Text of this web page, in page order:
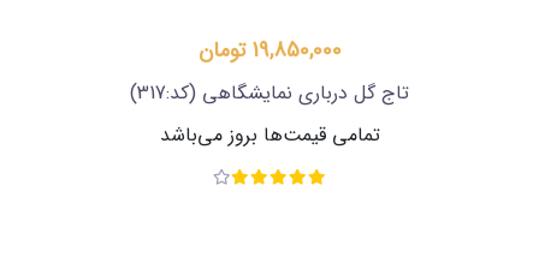
19,850,000 تومان
تاج گل درباری نمایشگاهی (کد:317)
تمامی قیمت‌ها بروز می‌باشد